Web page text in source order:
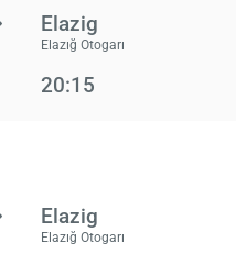
Elazig
Elazığ Otogarı
20:15
Elazig
Elazığ Otogarı